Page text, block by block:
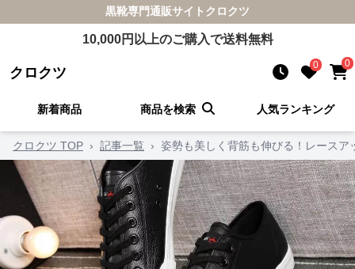
黒靴専門通販サイト クロクツ
10,000円以上のご購入で送料無料
クロクツ 0 0
新着商品 商品を検索 人気ランキング
クロクツ TOP › 記事一覧 › 姿勢も美しく背筋も伸びる！レース